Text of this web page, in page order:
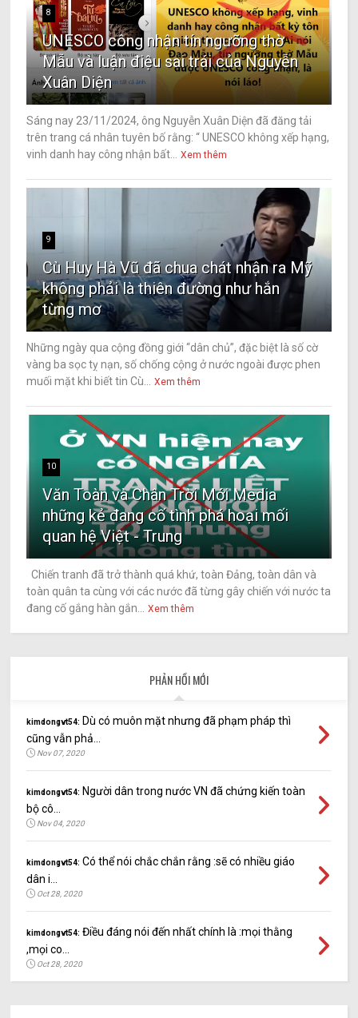
8
UNESCO công nhận tín ngưỡng thờ
Mẫu và luận điệu sai trái của Nguyễn
Xuân Diện
Sáng nay 23/11/2024, ông Nguyễn Xuân Diện đã đăng tải
trên trang cá nhân tuyên bố rằng: “ UNESCO không xếp hạng,
vinh danh hay công nhận bất...
Xem thêm
9
Cù Huy Hà Vũ đã chua chát nhận ra Mỹ
không phải là thiên đường như hắn
từng mơ
Những ngày qua cộng đồng giới “dân chủ”, đặc biệt là số cờ
vàng ba sọc tỵ nạn, số chống cộng ở nước ngoài được phen
muối mặt khi biết tin Cù...
Xem thêm
10
Văn Toàn và Chân Trời Mới Media
những kẻ đang cố tình phá hoại mối
quan hệ Việt - Trung
Chiến tranh đã trở thành quá khứ, toàn Đảng, toàn dân và
toàn quân ta cùng với các nước đã từng gây chiến với nước ta
đang cố gắng hàn gắn...
Xem thêm
PHẢN HỒI MỚI
kimdongvt54: Dù có muôn mặt nhưng đã phạm pháp thì
cũng vẫn phả...
Nov 07, 2020
kimdongvt54: Người dân trong nước VN đã chứng kiến toàn
bộ cô...
Nov 04, 2020
kimdongvt54: Có thể nói chắc chắn rằng :sẽ có nhiều giáo
dân i...
Oct 28, 2020
kimdongvt54: Điều đáng nói đến nhất chính là :mọi thằng
,mọi co...
Oct 28, 2020